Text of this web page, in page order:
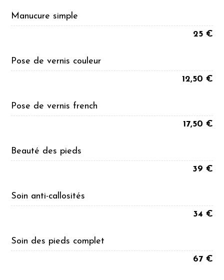
Manucure simple
25 €
Pose de vernis couleur
12,50 €
Pose de vernis french
17,50 €
Beauté des pieds
39 €
Soin anti-callosités
34 €
Soin des pieds complet
67 €